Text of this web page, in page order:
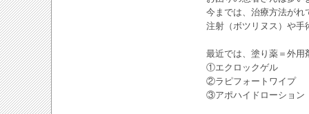
今までは、治療方法がれ
注射（ボツリヌス）や手
最近では、塗り薬＝外用
①エクロックゲル
②ラピフォートワイプ
③アポハイドローション